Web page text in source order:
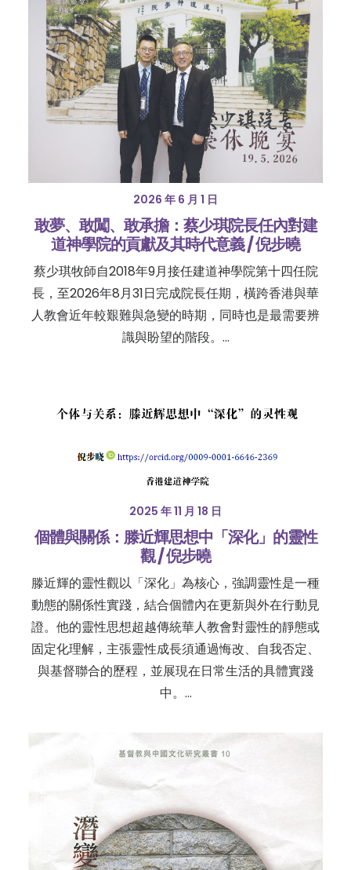
2026 年 6 月 1 日
敢夢、敢闖、敢承擔：蔡少琪院長任內對建
道神學院的貢獻及其時代意義 / 倪步曉
蔡少琪牧師自2018年9月接任建道神學院第十四任院
長，至2026年8月31日完成院長任期，橫跨香港與華
人教會近年較艱難與急變的時期，同時也是最需要辨
識與盼望的階段。…
2025 年 11 月 18 日
個體與關係：滕近輝思想中「深化」的靈性
觀 / 倪步曉
滕近輝的靈性觀以「深化」為核心，強調靈性是一種
動態的關係性實踐，結合個體內在更新與外在行動見
證。他的靈性思想超越傳統華人教會對靈性的靜態或
固定化理解，主張靈性成長須通過悔改、自我否定、
與基督聯合的歷程，並展現在日常生活的具體實踐
中。…